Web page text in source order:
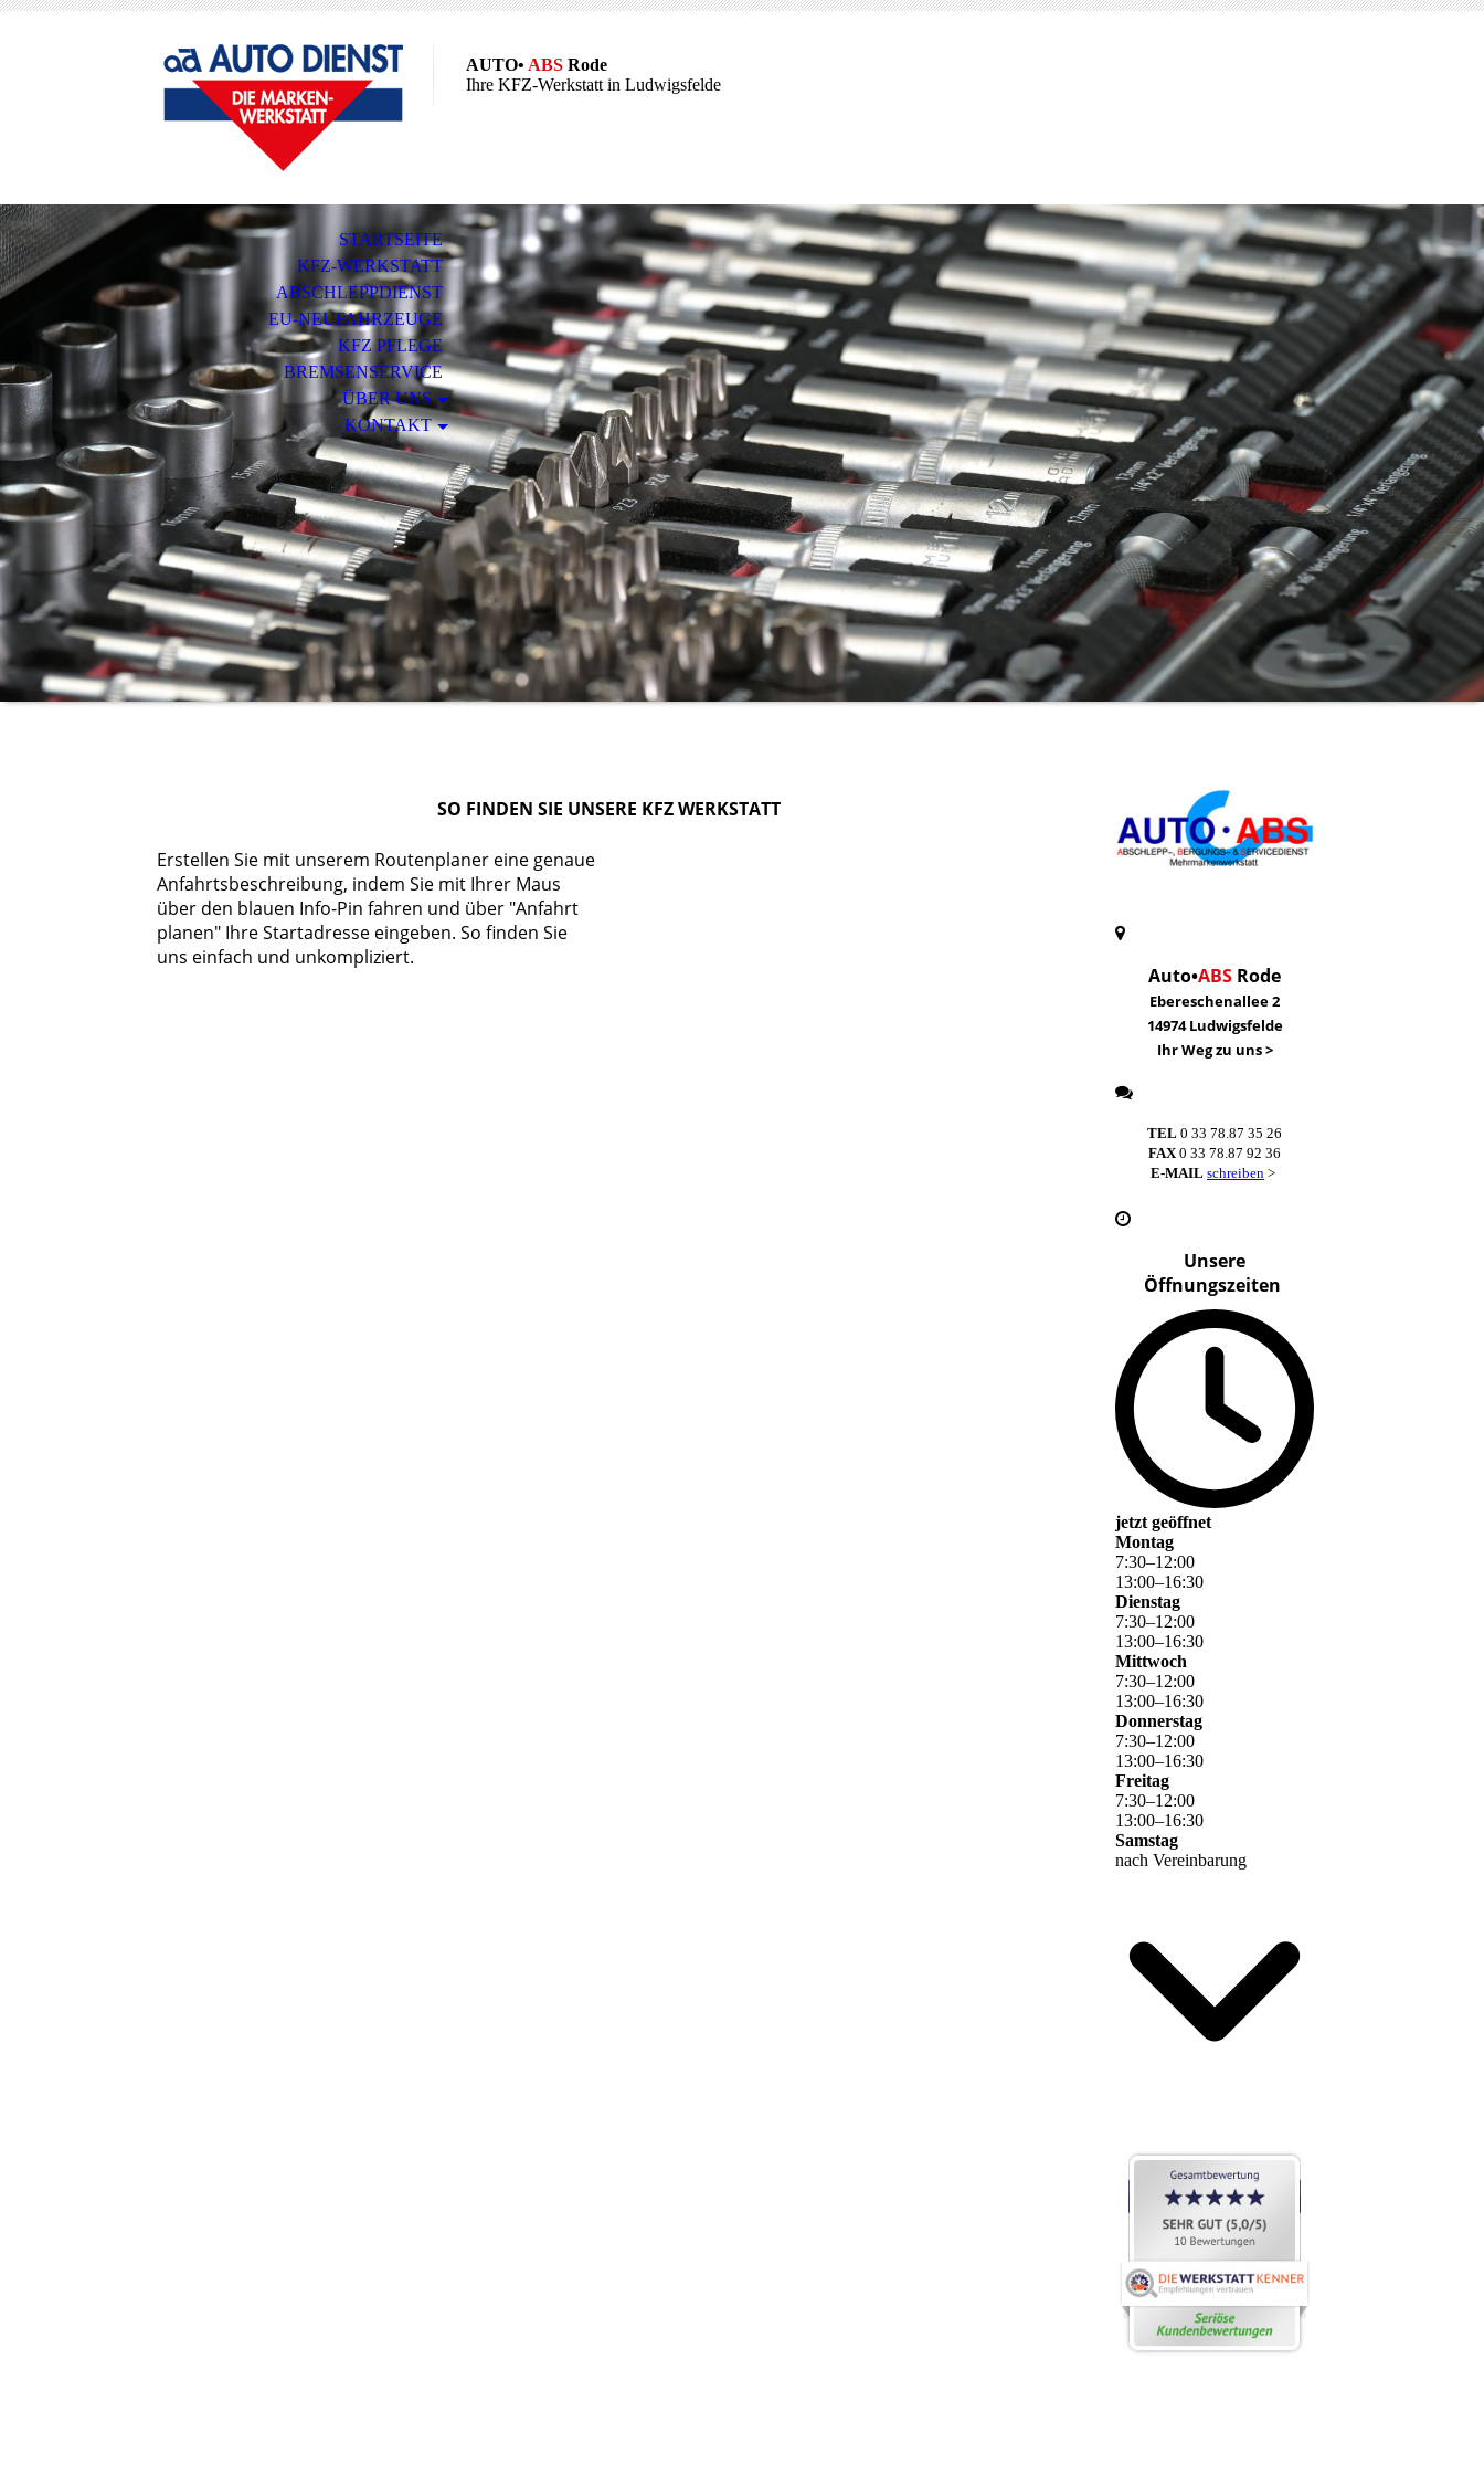
AUTO• ABS Rode
Ihre KFZ-Werkstatt in Ludwigsfelde
STARTSEITE
KFZ-WERKSTATT
ABSCHLEPPDIENST
EU-NEUFAHRZEUGE
KFZ PFLEGE
BREMSENSERVICE
ÜBER UNS
KONTAKT
SO FINDEN SIE UNSERE KFZ WERKSTATT
Erstellen Sie mit unserem Routenplaner eine genaue
Anfahrtsbeschreibung, indem Sie mit Ihrer Maus
über den blauen Info-Pin fahren und über "Anfahrt
planen" Ihre Startadresse eingeben. So finden Sie
uns einfach und unkompliziert.
Auto•ABS Rode
Ebereschenallee 2
14974 Ludwigsfelde
Ihr Weg zu uns>
TEL 0 33 78.87 35 26
FAX 0 33 78.87 92 36
E-MAIL schreiben >
Unsere
Öffnungszeiten
jetzt geöffnet
Montag
7:30–12:00
13:00–16:30
Dienstag
7:30–12:00
13:00–16:30
Mittwoch
7:30–12:00
13:00–16:30
Donnerstag
7:30–12:00
13:00–16:30
Freitag
7:30–12:00
13:00–16:30
Samstag
nach Vereinbarung